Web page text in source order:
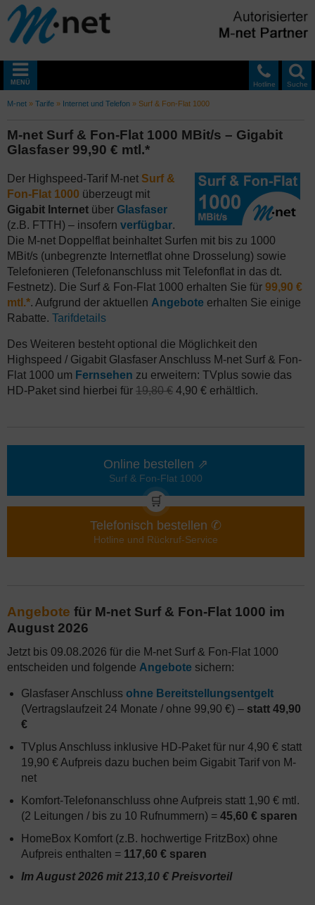
Suche
Hotline
MENÜ
M-net » Tarife » Internet und Telefon » Surf & Fon-Flat 1000
M-net Surf & Fon-Flat 1000 MBit/s – Gigabit
Glasfaser 99,90 € mtl.*
Der Highspeed-Tarif M-net Surf &
Fon-Flat 1000 überzeugt mit
Gigabit Internet über Glasfaser
(z.B. FTTH) – insofern verfügbar.
Die M-net Doppelflat beinhaltet Surfen mit bis zu 1000
MBit/s (unbegrenzte Internetflat ohne Drosselung) sowie
Telefonieren (Telefonanschluss mit Telefonflat in das dt.
Festnetz). Die Surf & Fon-Flat 1000 erhalten Sie für 99,90 €
mtl.*. Aufgrund der aktuellen Angebote erhalten Sie einige
Rabatte. Tarifdetails
Des Weiteren besteht optional die Möglichkeit den
Highspeed / Gigabit Glasfaser Anschluss M-net Surf & Fon-
Flat 1000 um Fernsehen zu erweitern: TVplus sowie das
HD-Paket sind hierbei für 19,80 € 4,90 € erhältlich.
Online bestellen ⇗
Surf & Fon-Flat 1000
🛒
Telefonisch bestellen ✆
Hotline und Rückruf-Service
Angebote für M-net Surf & Fon-Flat 1000 im
August 2026
Jetzt bis 09.08.2026 für die M-net Surf & Fon-Flat 1000
entscheiden und folgende Angebote sichern:
Glasfaser Anschluss ohne Bereitstellungsentgelt
(Vertragslaufzeit 24 Monate / ohne 99,90 €) – statt 49,90
€
TVplus Anschluss inklusive HD-Paket für nur 4,90 € statt
19,90 € Aufpreis dazu buchen beim Gigabit Tarif von M-
net
Komfort-Telefonanschluss ohne Aufpreis statt 1,90 € mtl.
(2 Leitungen / bis zu 10 Rufnummern) = 45,60 € sparen
HomeBox Komfort (z.B. hochwertige FritzBox) ohne
Aufpreis enthalten = 117,60 € sparen
Im August 2026 mit 213,10 € Preisvorteil